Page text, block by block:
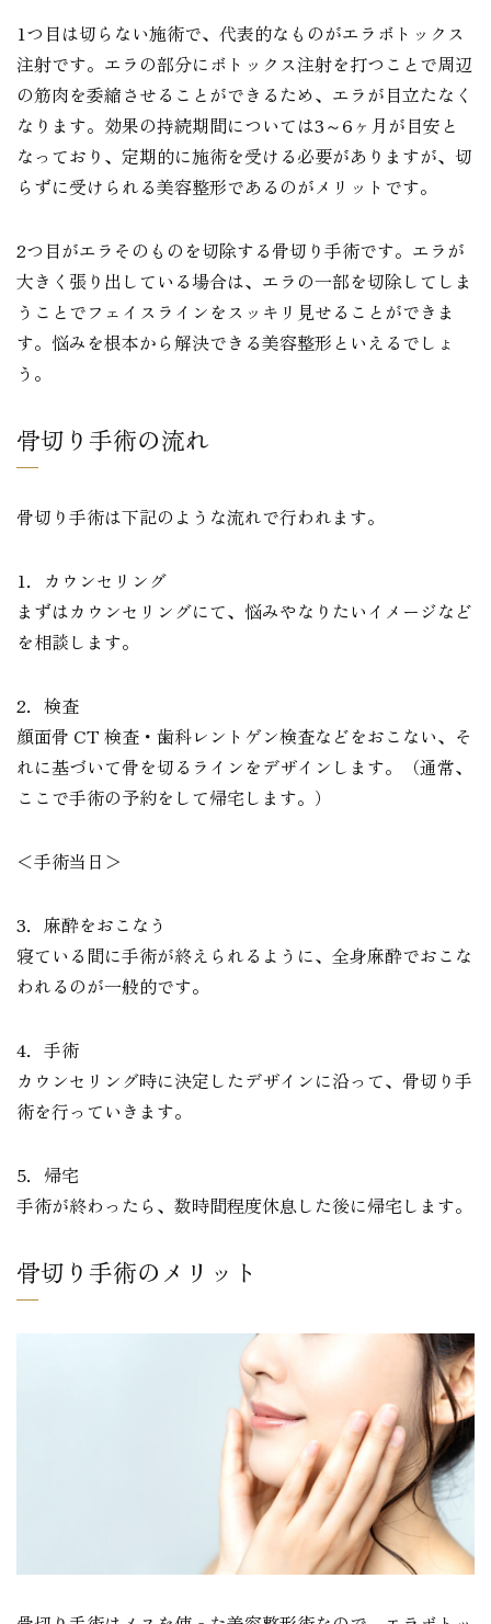
1つ目は切らない施術で、代表的なものがエラボトックス
注射です。エラの部分にボトックス注射を打つことで周辺
の筋肉を委縮させることができるため、エラが目立たなく
なります。効果の持続期間については3～6ヶ月が目安と
なっており、定期的に施術を受ける必要がありますが、切
らずに受けられる美容整形であるのがメリットです。
2つ目がエラそのものを切除する骨切り手術です。エラが
大きく張り出している場合は、エラの一部を切除してしま
うことでフェイスラインをスッキリ見せることができま
す。悩みを根本から解決できる美容整形といえるでしょ
う。
骨切り手術の流れ
骨切り手術は下記のような流れで行われます。
1．カウンセリング
まずはカウンセリングにて、悩みやなりたいイメージなど
を相談します。
2．検査
顔面骨 CT 検査・歯科レントゲン検査などをおこない、そ
れに基づいて骨を切るラインをデザインします。（通常、
ここで手術の予約をして帰宅します。）
＜手術当日＞
3．麻酔をおこなう
寝ている間に手術が終えられるように、全身麻酔でおこな
われるのが一般的です。
4．手術
カウンセリング時に決定したデザインに沿って、骨切り手
術を行っていきます。
5．帰宅
手術が終わったら、数時間程度休息した後に帰宅します。
骨切り手術のメリット